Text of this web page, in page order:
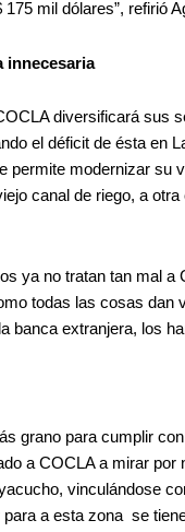
mil dólares”, refirió
innecesaria
diversificará sus
el déficit de ésta en
permite modernizar su
canal de riego, a otra
ya no tratan tan mal a
todas las cosas dan
banca extranjera, los
grano para cumplir
a COCLA a mirar por
vinculándose
a esta zona se